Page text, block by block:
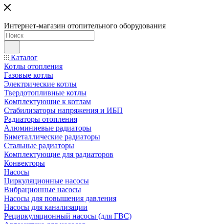
Интернет-магазин отопительного оборудования
Каталог
Котлы отопления
Газовые котлы
Электрические котлы
Твердотопливные котлы
Комплектующие к котлам
Стабилизаторы напряжения и ИБП
Радиаторы отопления
Алюминиевые радиаторы
Биметаллические радиаторы
Стальные радиаторы
Комплектующие для радиаторов
Конвекторы
Насосы
Циркуляционные насосы
Вибрационные насосы
Насосы для повышения давления
Насосы для канализации
Рециркуляционный насосы (для ГВС)